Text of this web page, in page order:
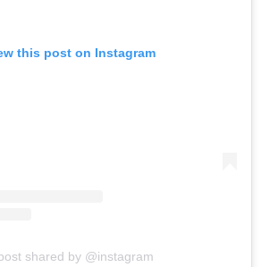
this post on Instagram
shared by @instagram